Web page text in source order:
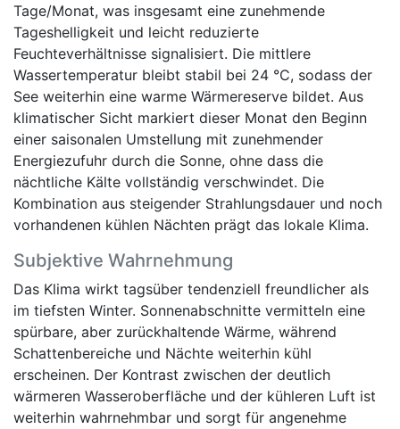
Tage/Monat, was insgesamt eine zunehmende
Tageshelligkeit und leicht reduzierte
Feuchteverhältnisse signalisiert. Die mittlere
Wassertemperatur bleibt stabil bei 24 °C, sodass der
See weiterhin eine warme Wärmereserve bildet. Aus
klimatischer Sicht markiert dieser Monat den Beginn
einer saisonalen Umstellung mit zunehmender
Energiezufuhr durch die Sonne, ohne dass die
nächtliche Kälte vollständig verschwindet. Die
Kombination aus steigender Strahlungsdauer und noch
vorhandenen kühlen Nächten prägt das lokale Klima.
Subjektive Wahrnehmung
Das Klima wirkt tagsüber tendenziell freundlicher als
im tiefsten Winter. Sonnenabschnitte vermitteln eine
spürbare, aber zurückhaltende Wärme, während
Schattenbereiche und Nächte weiterhin kühl
erscheinen. Der Kontrast zwischen der deutlich
wärmeren Wasseroberfläche und der kühleren Luft ist
weiterhin wahrnehmbar und sorgt für angenehme